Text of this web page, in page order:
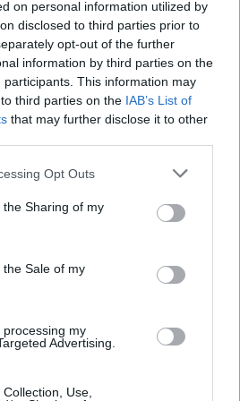
on personal information utilized by
disclosed to third parties prior to
opt-out of the further
information by third parties on the
participants. This information may
third parties on the IAB’s List of
that may further disclose it to other
Opt Outs
Sharing of my
Sale of my
my
Advertising.
Use,
v Kladně vybudovat
)
vyroste v původní průmyslové
na zpracování hliníku ve staré
projednává v těchto dnech mexická
jen Hypernova
v současné době nabízí
provozovatele hypermarketů
, Alice Frišaufová. Hypernova je tak
zatím jako jediná dokázala zajistit
tradiční národní